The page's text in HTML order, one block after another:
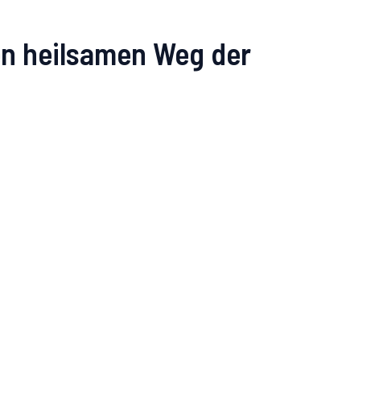
heilsamen Weg der